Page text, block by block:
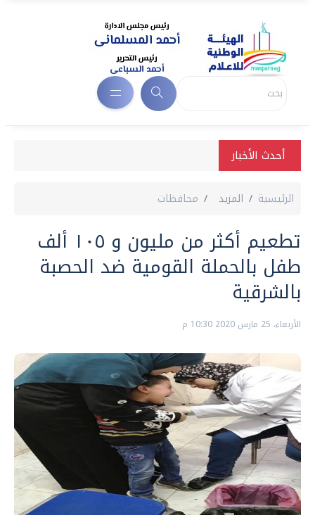
أحدث الأخبار
الرئيسية المزيد محافظات
تطعيم أكثر من مليون و ١٠٥ ألف
طفل بالحملة القومية ضد الحصبة
بالشرقية
الأربعاء، 25 مارس 2020 10:30 م